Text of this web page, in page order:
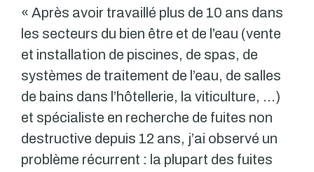
« Après avoir travaillé plus de 10 ans dans
les secteurs du bien être et de l’eau (vente
et installation de piscines, de spas, de
systèmes de traitement de l’eau, de salles
de bains dans l’hôtellerie, la viticulture, …)
et spécialiste en recherche de fuites non
destructive depuis 12 ans, j’ai observé un
problème récurrent : la plupart des fuites